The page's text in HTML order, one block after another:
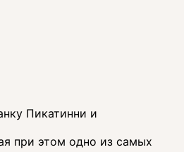
Пикатинни и
при этом одно из самых